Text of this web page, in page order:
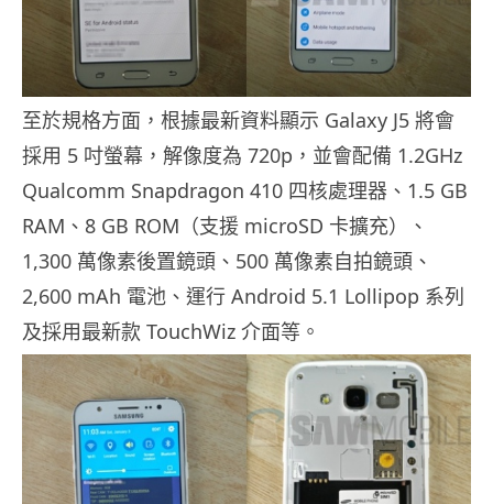
至於規格方面，根據最新資料顯示 Galaxy J5 將會
採用 5 吋螢幕，解像度為 720p，並會配備 1.2GHz
Qualcomm Snapdragon 410 四核處理器、1.5 GB
RAM、8 GB ROM（支援 microSD 卡擴充）、
1,300 萬像素後置鏡頭、500 萬像素自拍鏡頭、
2,600 mAh 電池、運行 Android 5.1 Lollipop 系列
及採用最新款 TouchWiz 介面等。